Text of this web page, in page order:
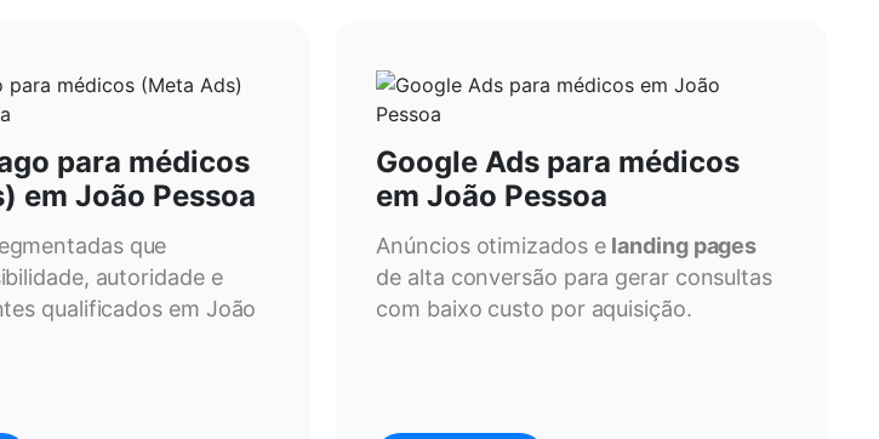
para médicos
em João Pessoa
que
autoridade e
qualificados em João
Google Ads para médicos
em João Pessoa
Anúncios otimizados e landing pages
de alta conversão para gerar consultas
com baixo custo por aquisição.